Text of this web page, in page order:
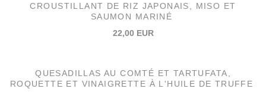
CROUSTILLANT DE RIZ JAPONAIS, MISO ET
SAUMON MARINÉ
22,00 EUR
QUESADILLAS AU COMTÉ ET TARTUFATA,
ROQUETTE ET VINAIGRETTE À L'HUILE DE TRUFFE